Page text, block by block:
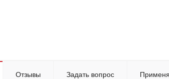
Отзывы Задать вопрос